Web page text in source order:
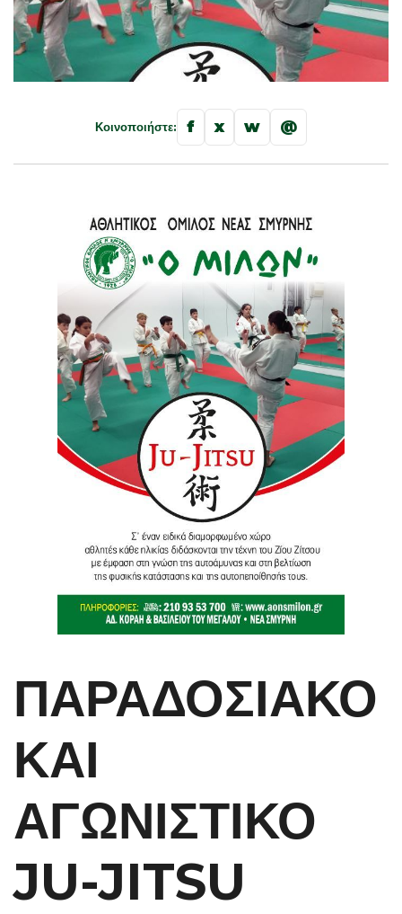
Κοινοποιήστε: f x w @
ΠΑΡΑΔΟΣΙΑΚΟ
ΚΑΙ
ΑΓΩΝΙΣΤΙΚΟ
JU-JITSU